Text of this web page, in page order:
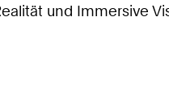
und Immersive